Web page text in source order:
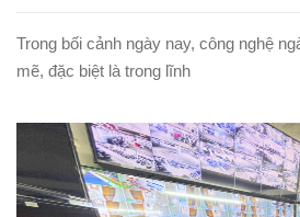
Trong bối cảnh ngày nay, công nghệ
mẽ, đặc biệt là trong lĩnh